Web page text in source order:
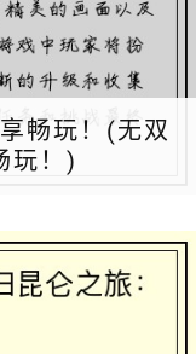
畅玩！(无双
玩！)